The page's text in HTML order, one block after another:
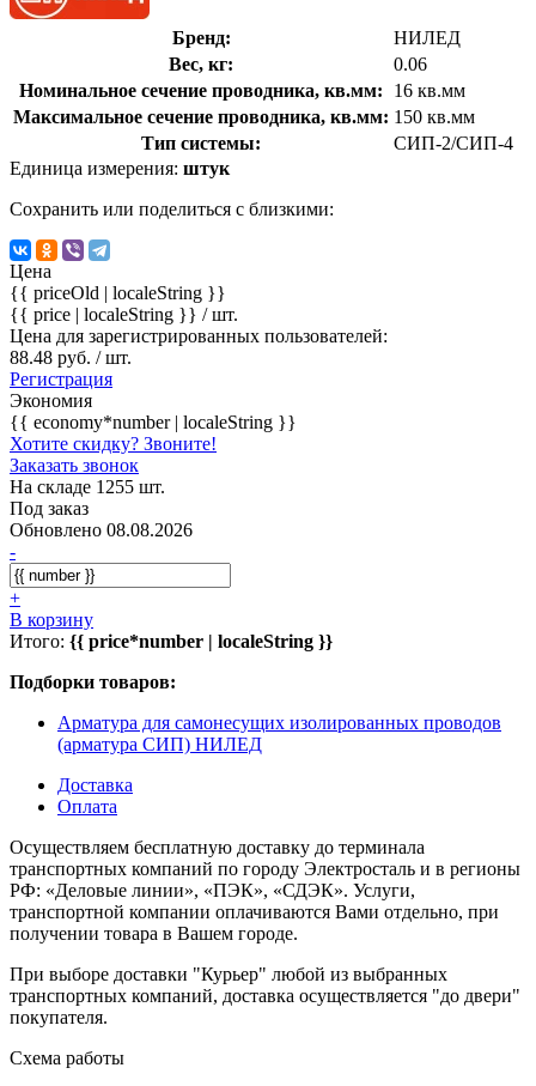
Бренд:
НИЛЕД
Вес, кг:
0.06
Номинальное сечение проводника, кв.мм:
16 кв.мм
Максимальное сечение проводника, кв.мм: 150 кв.мм
Тип системы:
СИП-2/СИП-4
Единица измерения: штук
Сохранить или поделиться с близкими:
Цена
{{ priceOld | localeString }}
{{ price | localeString }} / шт.
Цена для зарегистрированных пользователей:
88.48 руб. / шт.
Регистрация
Экономия
{{ economy*number | localeString }}
Хотите скидку? Звоните!
Заказать звонок
На складе 1255 шт.
Под заказ
Обновлено 08.08.2026
-
+
В корзину
Итого: {{ price*number | localeString }}
Подборки товаров:
Арматура для самонесущих изолированных проводов
(арматура СИП) НИЛЕД
Доставка
Оплата
Осуществляем бесплатную доставку до терминала
транспортных компаний по городу Электросталь и в регионы
РФ: «Деловые линии», «ПЭК», «СДЭК». Услуги,
транспортной компании оплачиваются Вами отдельно, при
получении товара в Вашем городе.
При выборе доставки "Курьер" любой из выбранных
транспортных компаний, доставка осуществляется "до двери"
покупателя.
Схема работы